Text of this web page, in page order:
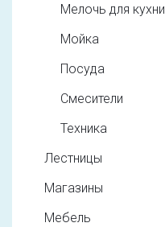
Мелочь для кухни
Мойка
Посуда
Смесители
Техника
Лестницы
Магазины
Мебель